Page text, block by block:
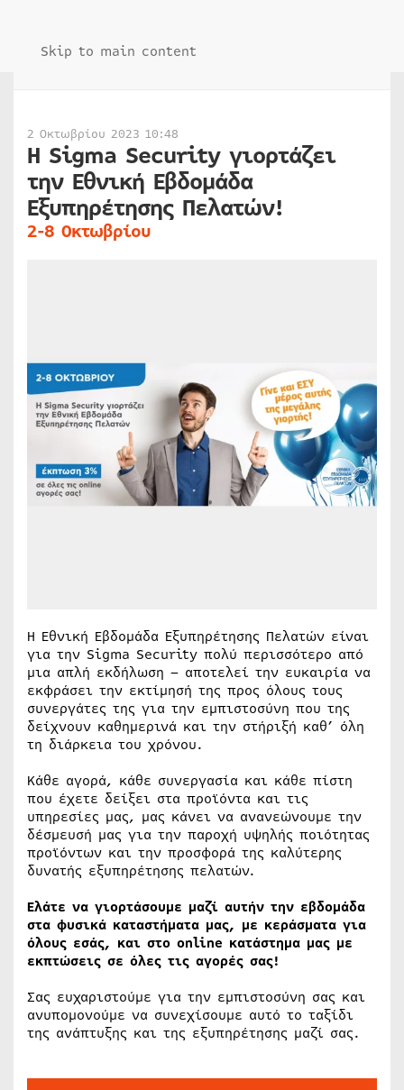
Skip to main content
2 Οκτωβρίου 2023 10:48
Η Sigma Security γιορτάζει
την Εθνική Εβδομάδα
Εξυπηρέτησης Πελατών!
2-8 Οκτωβρίου
Η Εθνική Εβδομάδα Εξυπηρέτησης Πελατών είναι
για την Sigma Security πολύ περισσότερο από
μια απλή εκδήλωση – αποτελεί την ευκαιρία να
εκφράσει την εκτίμησή της προς όλους τους
συνεργάτες της για την εμπιστοσύνη που της
δείχνουν καθημερινά και την στήριξή καθ’ όλη
τη διάρκεια του χρόνου.
Κάθε αγορά, κάθε συνεργασία και κάθε πίστη
που έχετε δείξει στα προϊόντα και τις
υπηρεσίες μας, μας κάνει να ανανεώνουμε την
δέσμευσή μας για την παροχή υψηλής ποιότητας
προϊόντων και την προσφορά της καλύτερης
δυνατής εξυπηρέτησης πελατών.
Ελάτε να γιορτάσουμε μαζί αυτήν την εβδομάδα
στα φυσικά καταστήματα μας, με κεράσματα για
όλους εσάς, και στο online κατάστημα μας με
εκπτώσεις σε όλες τις αγορές σας!
Σας ευχαριστούμε για την εμπιστοσύνη σας και
ανυπομονούμε να συνεχίσουμε αυτό το ταξίδι
της ανάπτυξης και της εξυπηρέτησης μαζί σας.